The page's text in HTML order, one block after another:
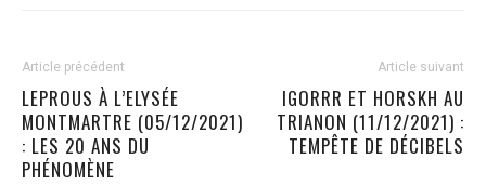
Article précédent
LEPROUS À L’ELYSÉE
MONTMARTRE (05/12/2021)
: LES 20 ANS DU
PHÉNOMÈNE
Article suivant
IGORRR ET HORSKH AU
TRIANON (11/12/2021) :
TEMPÊTE DE DÉCIBELS